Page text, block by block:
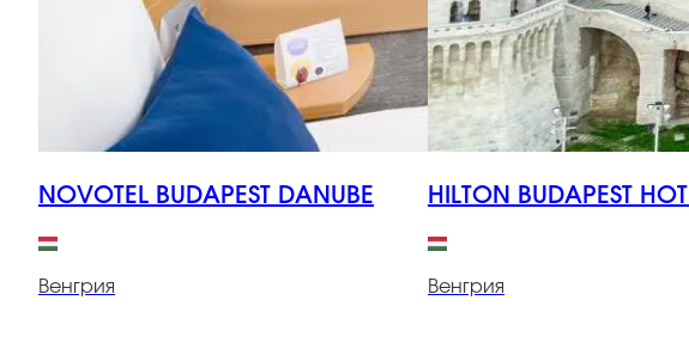
NOVOTEL BUDAPEST DANUBE
Венгрия
HILTON BUDAPEST
Венгрия